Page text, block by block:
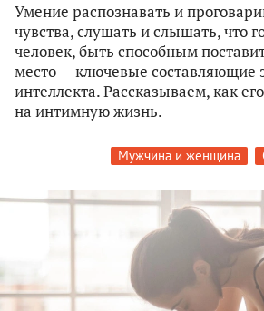
Умение распознавать и
чувства, слушать и слышать, что
человек, быть способным
место — ключевые составляющие
интеллекта. Рассказываем, как
на интимную жизнь.
Мужчина и женщина